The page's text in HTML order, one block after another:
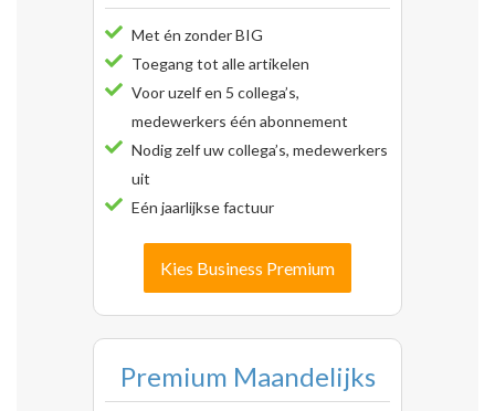
Met én zonder BIG
Toegang tot alle artikelen
Voor uzelf en 5 collega’s,
medewerkers één abonnement
Nodig zelf uw collega’s, medewerkers
uit
Eén jaarlijkse factuur
Kies Business Premium
Premium Maandelijks